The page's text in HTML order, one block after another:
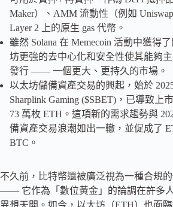
Maker）、AMM 流動性（例如
Layer 2 上的原生 gas 代幣。
雖然 Solana 在 Memecoin 活動中獲得
坊更強的去中心化和安全性使其能夠
發行 —— 一個更大、更持久的市場。
以太坊儲備資產交易的興起，始於
Sharplink Gaming ($SBET)，已導致上
73 萬枚 ETH。這項新的需求趨勢與
備資產交易浪潮如出一轍，並促成了
BTC。
不久前，比特幣還被廣泛視為一種合規
—— 它作為「數位黃金」的論調在許多
異想天開。如今，以太坊（ETH）也面